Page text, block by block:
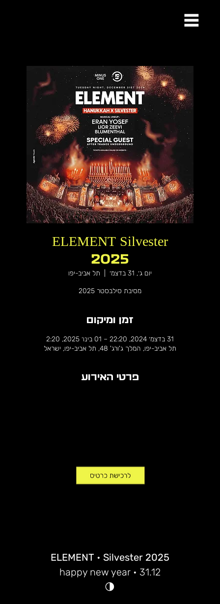
ELEMENT Silvester
2025
יום ג׳, 31 בדצמ׳ תל אביב-יפו
מסיבת סילבסטר 2025
זמן ומיקום
31 בדצמ׳ 2024, 22:20 – 01 בינו׳ 2025, 2:20
תל אביב-יפו, המלך ג'ורג' 48, תל אביב-יפו, ישראל
פרטי האירוע
ELEMENT • Silvester 2025
happy new year • 31.12
🌗